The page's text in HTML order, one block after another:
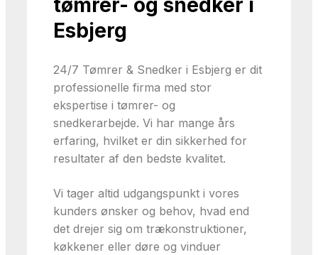
tømrer- og snedker i
Esbjerg
24/7 Tømrer & Snedker i Esbjerg er dit
professionelle firma med stor
ekspertise i tømrer- og
snedkerarbejde. Vi har mange års
erfaring, hvilket er din sikkerhed for
resultater af den bedste kvalitet.
Vi tager altid udgangspunkt i vores
kunders ønsker og behov, hvad end
det drejer sig om trækonstruktioner,
køkkener eller døre og vinduer